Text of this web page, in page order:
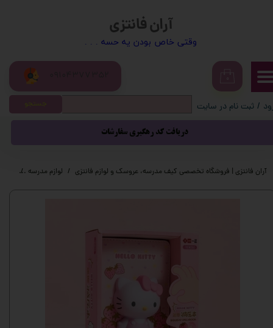
آران فانتزی
​​وقتی خاص بودن یه حسه . . .
/ ثبت نام در سایت
سفارشات
خروج از حساب کاربری
دریافت کد رهگیری سفارشات
جستجو
آران فانتزی | فروشگاه تخصصی کیف مدرسه، عروسک و لوازم فانتزی لوازم مدرسه